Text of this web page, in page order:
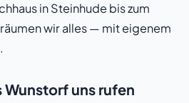
in Steinhude bis zum
wir alles — mit eigenem
Wunstorf uns rufen